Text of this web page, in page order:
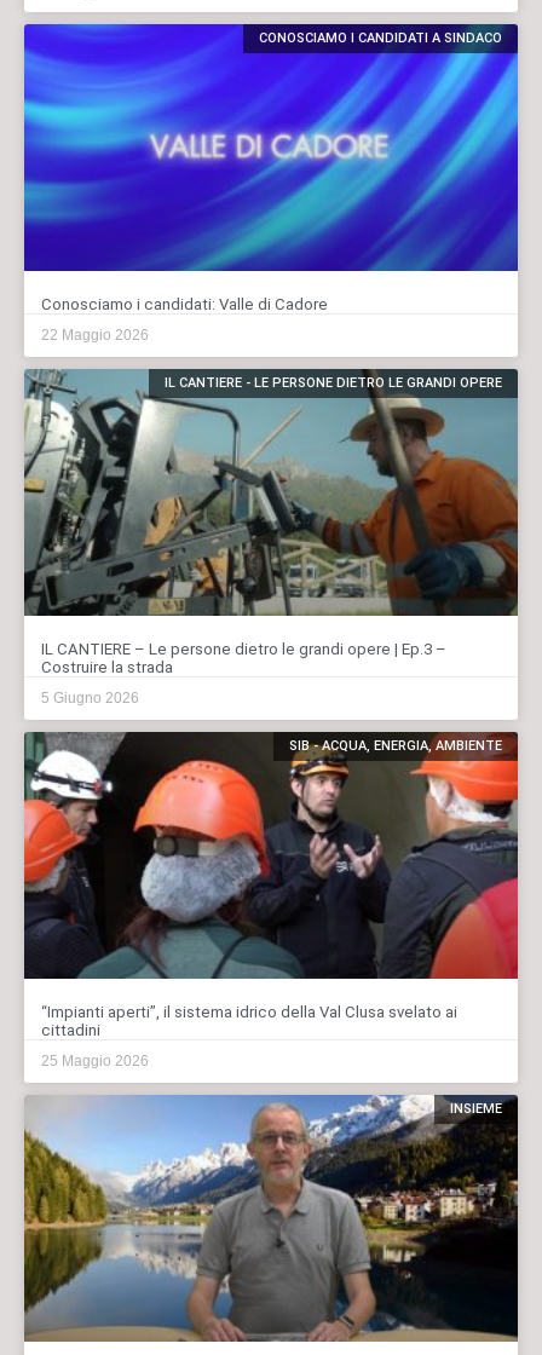
CONOSCIAMO I CANDIDATI A SINDACO
Conosciamo i candidati: Valle di Cadore
22 Maggio 2026
IL CANTIERE - LE PERSONE DIETRO LE GRANDI OPERE
IL CANTIERE – Le persone dietro le grandi opere | Ep.3 –
Costruire la strada
5 Giugno 2026
SIB - ACQUA, ENERGIA, AMBIENTE
“Impianti aperti”, il sistema idrico della Val Clusa svelato ai
cittadini
25 Maggio 2026
INSIEME